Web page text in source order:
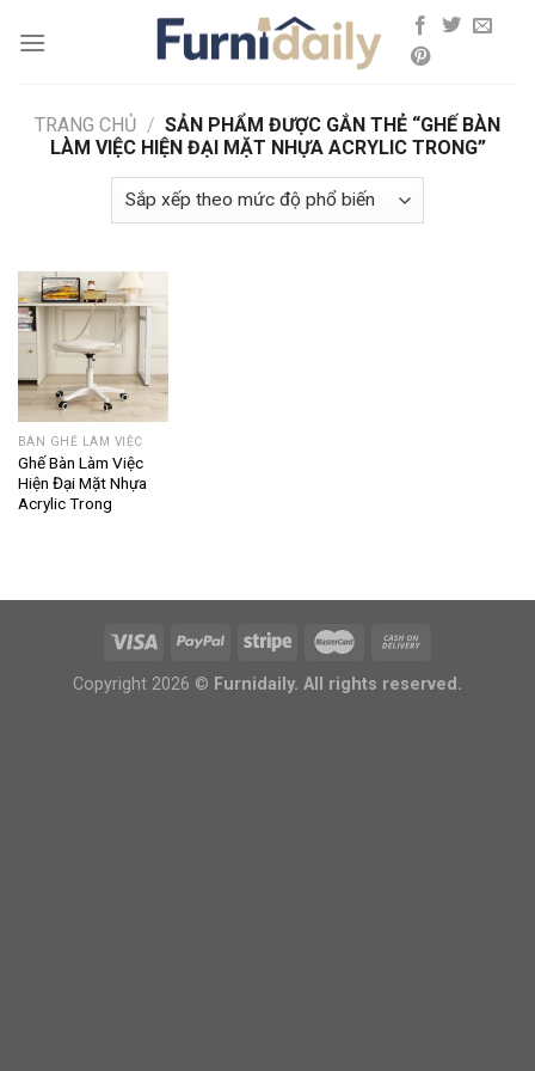
TRANG CHỦ / SẢN PHẨM ĐƯỢC GẮN THẺ “GHẾ BÀN
LÀM VIỆC HIỆN ĐẠI MẶT NHỰA ACRYLIC TRONG”
BÀN GHẾ LÀM VIỆC
Ghế Bàn Làm Việc
Hiện Đại Mặt Nhựa
Acrylic Trong
Copyright 2026 © Furnidaily. All rights reserved.